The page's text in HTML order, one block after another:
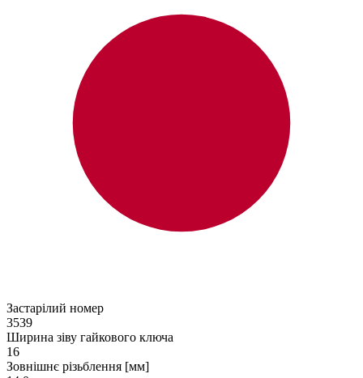
Застарілий номер
3539
Ширина зіву гайкового ключа
16
Зовнішнє різьблення [мм]